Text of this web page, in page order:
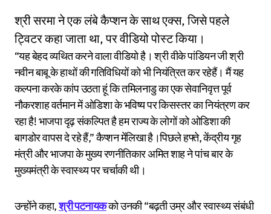
श्री सरमा ने एक लंबे कैप्शन के साथ एक्स, जिसे पहले
ट्विटर कहा जाता था, पर वीडियो पोस्ट किया।
“यह बेहद व्यथित करने वाला वीडियो है। श्री वीके पांडियन जी श्री
नवीन बाबू के हाथों की गतिविधियों को भी नियंत्रित कर रहेहैं। मैं यह
कल्पना करके कांप उठता हूं कि तमिलनाडु का एक सेवानिवृत्त पूर्व
नौकरशाह वर्तमान में ओडिशा के भविष्य पर किसस्तर का नियंत्रण कर
रहा है! भाजपा दृढ़ संकल्पित है हम राज्य के लोगों को ओडिशा की
बागडोर वापस दे रहे हैं,” कैप्शन मेंलिखा है।पिछले हफ्ते, केंद्रीय गृह
मंत्री और भाजपा के मुख्य रणनीतिकार अमित शाह ने पांच बार के
मुख्यमंत्री के स्वास्थ्य पर चर्चाकी थी।
उन्होंने कहा,श्री पटनायकको उनकी “बढ़ती उम्र और स्वास्थ्य संबंधी